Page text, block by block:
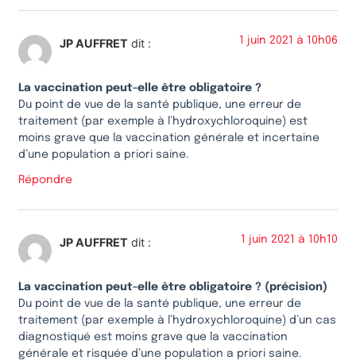
JP AUFFRET dit : 1 juin 2021 à 10h06
La vaccination peut-elle être obligatoire ?
Du point de vue de la santé publique, une erreur de
traitement (par exemple à l’hydroxychloroquine) est
moins grave que la vaccination générale et incertaine
d’une population a priori saine.
Répondre
JP AUFFRET dit : 1 juin 2021 à 10h10
La vaccination peut-elle être obligatoire ? (précision)
Du point de vue de la santé publique, une erreur de
traitement (par exemple à l’hydroxychloroquine) d’un cas
diagnostiqué est moins grave que la vaccination
générale et risquée d’une population a priori saine.